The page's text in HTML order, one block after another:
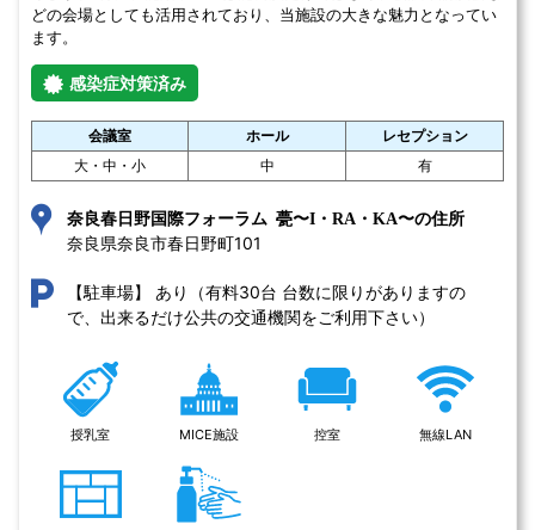
どの会場としても活用されており、当施設の大きな魅力となってい
ます。
感染症対策済み
会議室 ホール
レセプション
大・中・小
中 有
奈良春日野国際フォーラム 甍〜I・RA・KA〜の住所
奈良県奈良市春日野町101
【駐車場】
あり（有料30台 台数に限りがありますの
で、出来るだけ公共の交通機関をご利用下さい）
授乳室 MICE施設 控室 無線LAN